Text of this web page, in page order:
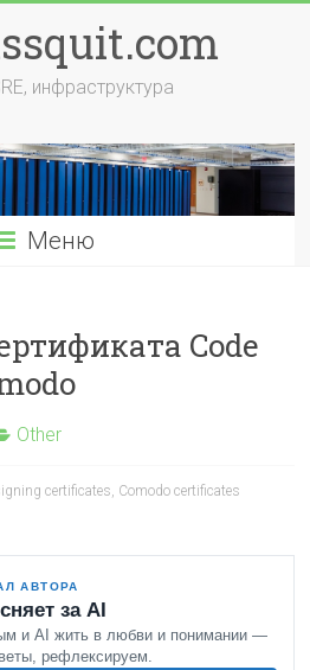
инфраструктура
Меню
Code
Other
certificates, Comodo certificates
АВТОРА
за AI
и AI жить в любви и понимании —
рефлексируем.